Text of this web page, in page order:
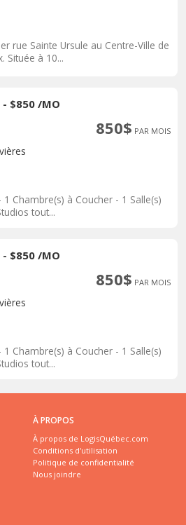
rue Sainte Ursule au Centre-Ville de
Située à 10...
- $850 /MO
850$ PAR MOIS
Chambre(s) à Coucher - 1 Salle(s)
tout...
- $850 /MO
850$ PAR MOIS
Chambre(s) à Coucher - 1 Salle(s)
tout...
À PROPOS
À propos de LogisQuébec.com
Conditions d'utilisation
Politique de confidentialité
Nous joindre